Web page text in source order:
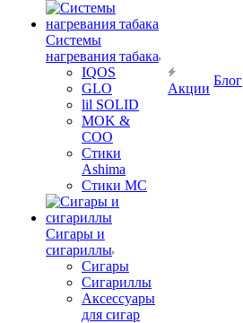
Системы
нагревания табака
IQOS
GLO
lil SOLID
MOK &
COO
Стики
Ashima
Стики MC
Сигары и
сигариллы
Сигары
Сигариллы
Аксессуары
для сигар
Акции
Блог